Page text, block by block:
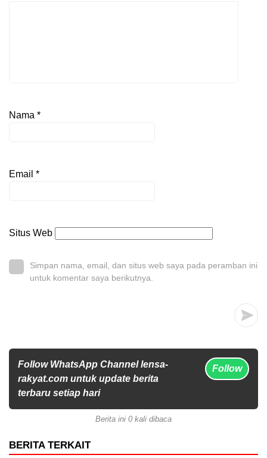
Nama *
Email *
Situs Web
Simpan nama, email, dan situs web saya pada peramban ini
untuk komentar saya berikutnya.
Follow WhatsApp Channel lensa-
rakyat.com untuk update berita
terbaru setiap hari
Follow
Berita ini 0 kali dibaca
BERITA TERKAIT